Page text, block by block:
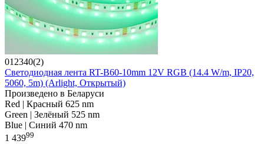
012340(2)
Светодиодная лента RT-B60-10mm 12V RGB (14.4 W/m, IP20,
5060, 5m) (Arlight, Открытый)
Произведено в Беларуси
Red | Красный 625 nm
Green | Зелёный 525 nm
Blue | Синий 470 nm
1 43999